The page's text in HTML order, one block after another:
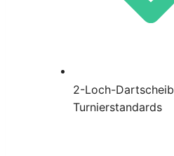
2-Loch-
Turnierstandards